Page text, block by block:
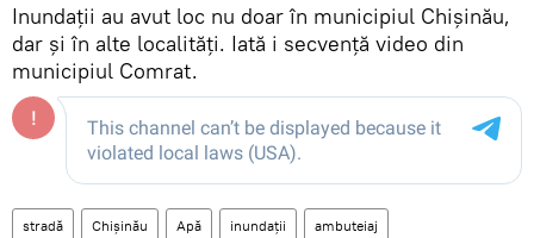
Inundații au avut loc nu doar în municipiul Chișinău,
dar și în alte localități. Iată i secvență video din
municipiul Comrat.
stradă Chișinău Apă inundații ambuteiaj